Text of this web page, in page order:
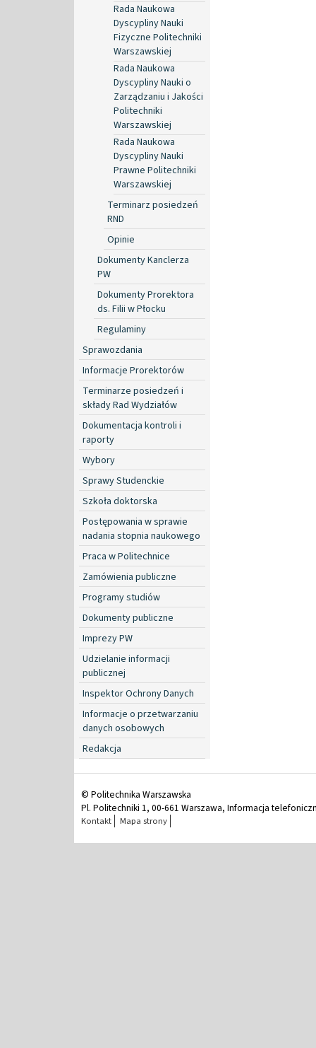
Rada Naukowa
Dyscypliny Nauki
Fizyczne Politechniki
Warszawskiej
Rada Naukowa
Dyscypliny Nauki o
Zarządzaniu i Jakości
Politechniki
Warszawskiej
Rada Naukowa
Dyscypliny Nauki
Prawne Politechniki
Warszawskiej
Terminarz posiedzeń
RND
Opinie
Dokumenty Kanclerza
PW
Dokumenty Prorektora
ds. Filii w Płocku
Regulaminy
Sprawozdania
Informacje Prorektorów
Terminarze posiedzeń i
składy Rad Wydziałów
Dokumentacja kontroli i
raporty
Wybory
Sprawy Studenckie
Szkoła doktorska
Postępowania w sprawie
nadania stopnia naukowego
Praca w Politechnice
Zamówienia publiczne
Programy studiów
Dokumenty publiczne
Imprezy PW
Udzielanie informacji
publicznej
Inspektor Ochrony Danych
Informacje o przetwarzaniu
danych osobowych
Redakcja
© Politechnika Warszawska
Pl. Politechniki 1, 00-661 Warszawa, Informacja
Kontakt Mapa strony